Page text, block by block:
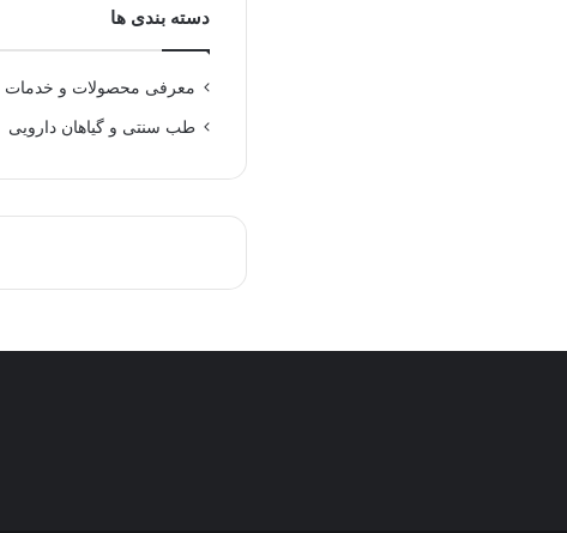
دسته بندی ها
معرفی محصولات و خدمات
طب سنتی و گیاهان دارویی